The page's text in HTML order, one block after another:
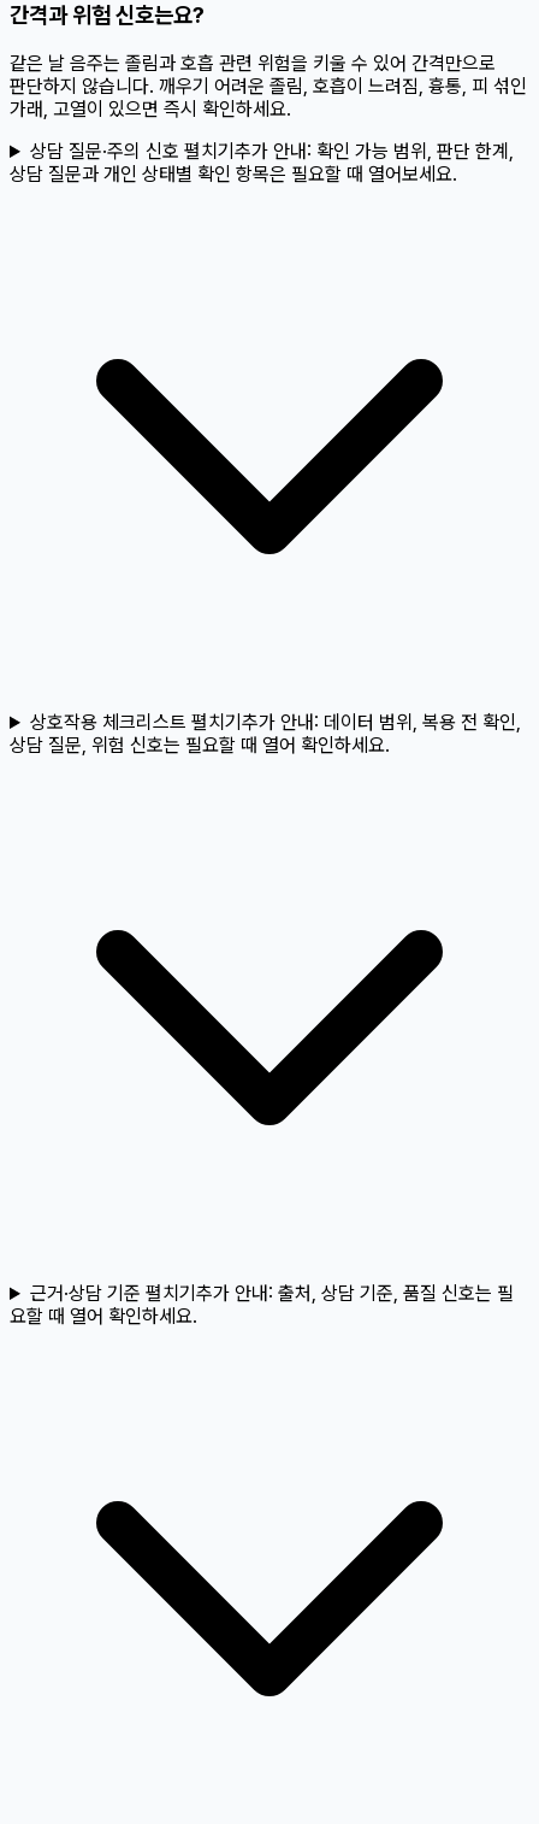
간격과 위험 신호는요?
같은 날 음주는 졸림과 호흡 관련 위험을 키울 수 있어 간격만으로
판단하지 않습니다. 깨우기 어려운 졸림, 호흡이 느려짐, 흉통, 피 섞인
가래, 고열이 있으면 즉시 확인하세요.
상담 질문·주의 신호 펼치기추가 안내: 확인 가능 범위, 판단 한계,
상담 질문과 개인 상태별 확인 항목은 필요할 때 열어보세요.
상호작용 체크리스트 펼치기추가 안내: 데이터 범위, 복용 전 확인,
상담 질문, 위험 신호는 필요할 때 열어 확인하세요.
근거·상담 기준 펼치기추가 안내: 출처, 상담 기준, 품질 신호는 필
요할 때 열어 확인하세요.